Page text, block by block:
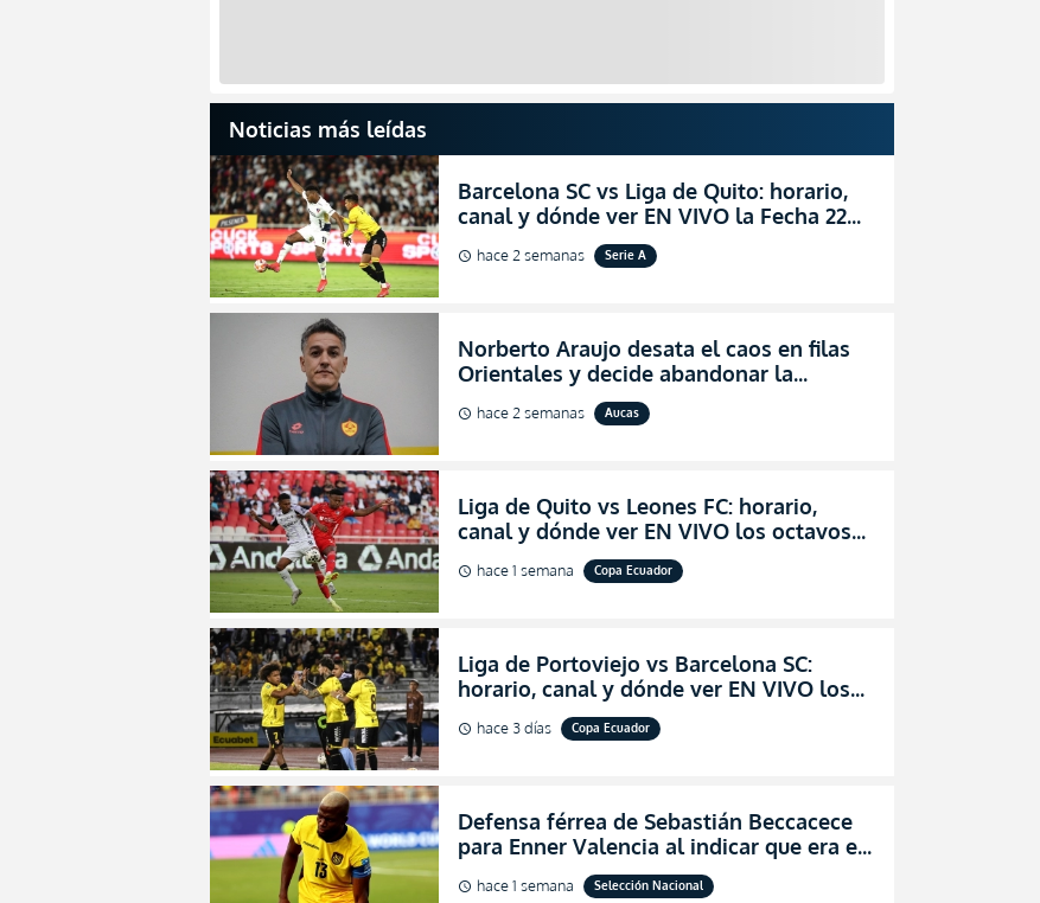
Noticias más leídas
Barcelona SC vs Liga de Quito: horario,
canal y dónde ver EN VIVO la Fecha 22
de la LigaPro 2026
schedule hace 2 semanas Serie A
Norberto Araujo desata el caos en filas
Orientales y decide abandonar la
dirección técnica de Aucas
schedule hace 2 semanas Aucas
Liga de Quito vs Leones FC: horario,
canal y dónde ver EN VIVO los octavos
de final de la Copa Ecuador 2026
schedule hace 1 semana Copa Ecuador
Liga de Portoviejo vs Barcelona SC:
horario, canal y dónde ver EN VIVO los
octavos de final de la Copa Ecuador 2026
schedule hace 3 días Copa Ecuador
Defensa férrea de Sebastián Beccacece
para Enner Valencia al indicar que era el
hombre indicado para Ecuador
schedule hace 1 semana Selección Nacional